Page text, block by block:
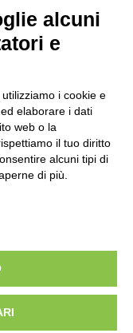
e chirurgici di
in regime
EU
alcuni
e
i cookie e
elaborare i dati
web o la
il tuo diritto
alcuni tipi di
di più.